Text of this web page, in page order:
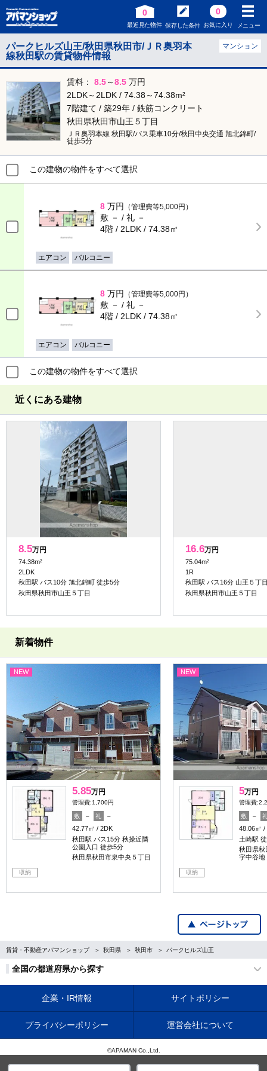
0
最近見た物件 保存した条件
0
お気に入り メニュー
パークヒルズ山王/秋田県秋田市/ＪＲ奥羽本
線秋田駅の賃貸物件情報
マンション
賃料： 8.5～8.5 万円
2LDK～2LDK / 74.38～74.38m²
7階建て / 築29年 / 鉄筋コンクリート
秋田県秋田市山王５丁目
ＪＲ奥羽本線 秋田駅/バス乗車10分/秋田中央交通 旭北錦町/
徒歩5分
この建物の物件をすべて選択
8 万円 （管理費等5,000円）
敷 － / 礼 －
4階 / 2LDK / 74.38㎡
エアコン バルコニー
8 万円 （管理費等5,000円）
敷 － / 礼 －
4階 / 2LDK / 74.38㎡
エアコン バルコニー
この建物の物件をすべて選択
近くにある建物
8.5万円
74.38m²
2LDK
秋田駅 バス10分 旭北錦町 徒歩5分
秋田県秋田市山王５丁目
16.6万円
75.04m²
1R
秋田駅 バス16分 山王５丁
秋田県秋田市山王５丁目
新着物件
NEW
5.85万円
管理費:1,700円
敷 － 礼
－
42.77㎡
2DK
秋田駅 バス15分 秋操近隣
公園入口 徒歩5分
秋田県秋田市泉中央５丁目
収納
NEW
5万円
管理費
敷 －
48.06㎡
土崎駅
秋田県秋
字中谷地
収納
賃貸・不動産アパマンショップ 秋田県 秋田市 パークヒルズ山王
全国の都道府県から探す
企業・IR情報 サイトポリシー
プライバシーポリシー 運営会社について
©APAMAN Co.,Ltd.